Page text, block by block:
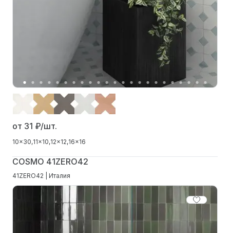
от 31 ₽/шт.
10x30 11x10 12x12 16x16
COSMO 41ZERO42
41ZERO42 | Италия